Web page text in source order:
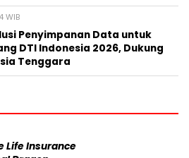
WIB
Penyimpanan Data untuk
DTI Indonesia 2026, Dukung
Tenggara
Life Insurance